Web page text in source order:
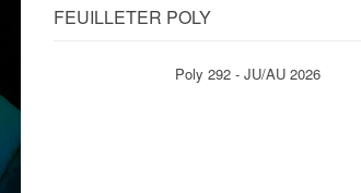
FEUILLETER POLY
Poly 292 - JU/AU 2026